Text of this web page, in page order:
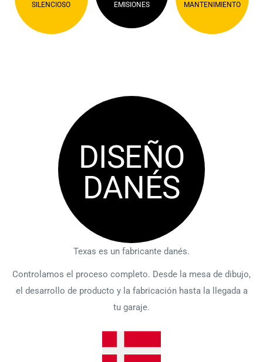
SILENCIOSO
EMISIONES
MANTENIMIENTO
DISEÑO
DANÉS
Texas es un fabricante danés.
Controlamos el proceso completo. Desde la mesa de dibujo,
el desarrollo de producto y la fabricación hasta la llegada a
tu garaje.